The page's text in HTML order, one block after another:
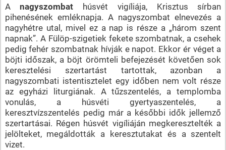
Anagyszombat húsvét vigíliája, Krisztus sírban
pihenésének emléknapja. A nagyszombat elnevezés a
nagyhétre utal, mivel ez a nap is része a „három szent
napnak”. A Fülöp-szigetiek fekete szombatnak, a csehek
pedig fehér szombatnak hívják e napot. Ekkor ér véget a
böjti időszak, a böjt örömteli befejezését követően sok
keresztelési szertartást tartottak, azonban a
nagyszombati istentisztelet egy időben nem volt része
az egyházi liturgiának. A tűzszentelés, a templomba
vonulás, a húsvéti gyertyaszentelés, a
keresztvízszentelés pedig már a későbbi idők jellemző
szertartásai. Régen húsvét vigíliáján megkeresztelték a
jelölteket, megáldották a keresztutakat és a szentelt
vizet.